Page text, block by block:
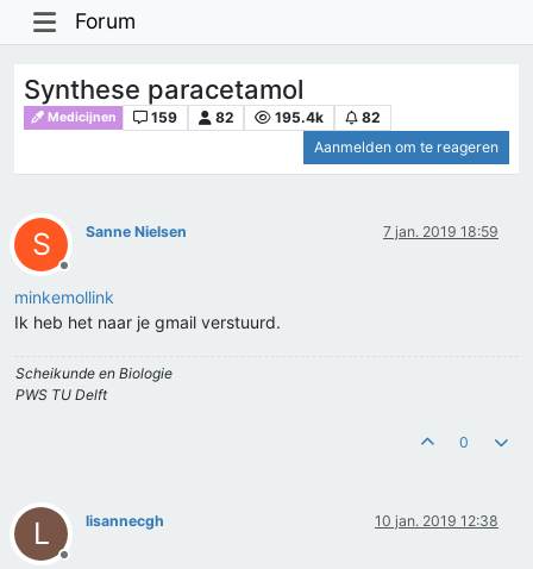
Forum
Synthese paracetamol
Medicijnen 159 82 195.4k
82
Aanmelden om te reageren
S
Offline
Sanne Nielsen 7 jan. 2019 18:59
minkemollink
Ik heb het naar je gmail verstuurd.
Scheikunde en Biologie
PWS TU Delft
0
L
Offline
lisannecgh 10 jan. 2019 12:38